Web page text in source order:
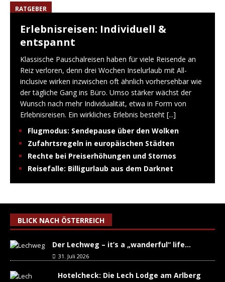
RATGEBER
Erlebnisreisen: Individuell &
entspannt
Klassische Pauschalreisen haben für viele Reisende an
Reiz verloren, denn drei Wochen Inselurlaub mit All-
inclusive wirken inzwischen oft ähnlich vorhersehbar wie
der tägliche Gang ins Büro. Umso stärker wächst der
Wunsch nach mehr Individualität, etwa in Form von
Erlebnisreisen. Ein wirkliches Erlebnis besteht [...]
Flugmodus: Sendepause über den Wolken
Zufahrtsregeln in europäischen Städten
Rechte bei Preiserhöhungen und Stornos
Reisefalle: Billigurlaub aus dem Darknet
BLICK NACH ÖSTERREICH
Der Lechweg – it’s a „wanderful“ life…
31. Juli 2026
Hotelcheck: Die Lech Lodge am Arlberg